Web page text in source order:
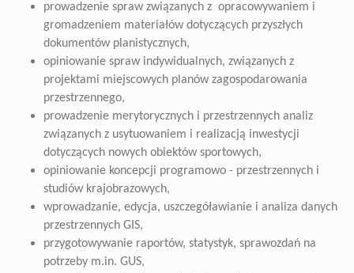
prowadzenie spraw związanych z opracowywaniem i
gromadzeniem materiałów dotyczących przyszłych
dokumentów planistycznych,
opiniowanie spraw indywidualnych, związanych z
projektami miejscowych planów zagospodarowania
przestrzennego,
prowadzenie merytorycznych i przestrzennych analiz
związanych z usytuowaniem i realizacją inwestycji
dotyczących nowych obiektów sportowych,
opiniowanie koncepcji programowo - przestrzennych i
studiów krajobrazowych,
wprowadzanie, edycja, uszczegóławianie i analiza danych
przestrzennych GIS,
przygotowywanie raportów, statystyk, sprawozdań na
potrzeby m.in. GUS,